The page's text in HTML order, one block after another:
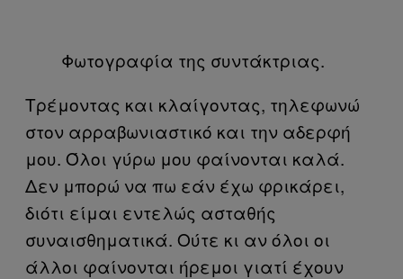
Φωτογραφία της συντάκτριας.
Τρέμοντας και κλαίγοντας, τηλεφωνώ
στον αρραβωνιαστικό και την αδερφή
μου. Όλοι γύρω μου φαίνονται καλά.
Δεν μπορώ να πω εάν έχω φρικάρει,
διότι είμαι εντελώς ασταθής
συναισθηματικά. Ούτε κι αν όλοι οι
άλλοι φαίνονται ήρεμοι γιατί έχουν